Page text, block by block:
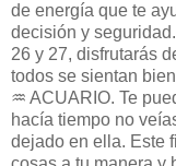
de energía que te
decisión y
26 y 27, disfrutarás
todos se sientan
♒ ACUARIO. Te
hacía tiempo no
dejado en ella. Este